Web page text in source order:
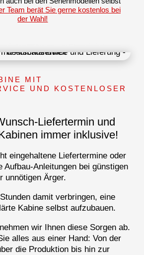
Team berät Sie gerne kostenlos bei
der Wahl!
MIT
UND KOSTENLOSER
Liefertermin und
immer inklusive!
eingehaltene Liefertermine oder
Aufbau-Anleitungen bei günstigen
unnötigen Ärger.
damit verbringen, eine
Kabine selbst aufzubauen.
wir Ihnen diese Sorgen ab.
alles aus einer Hand: Von der
die Produktion bis hin zur